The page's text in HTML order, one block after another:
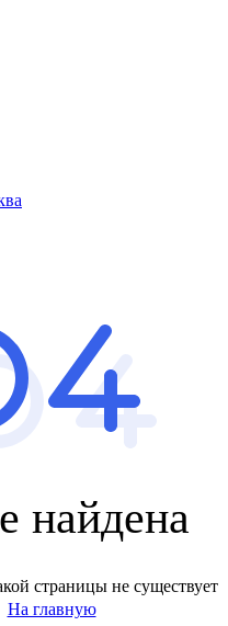
найдена
страницы не существует
На главную